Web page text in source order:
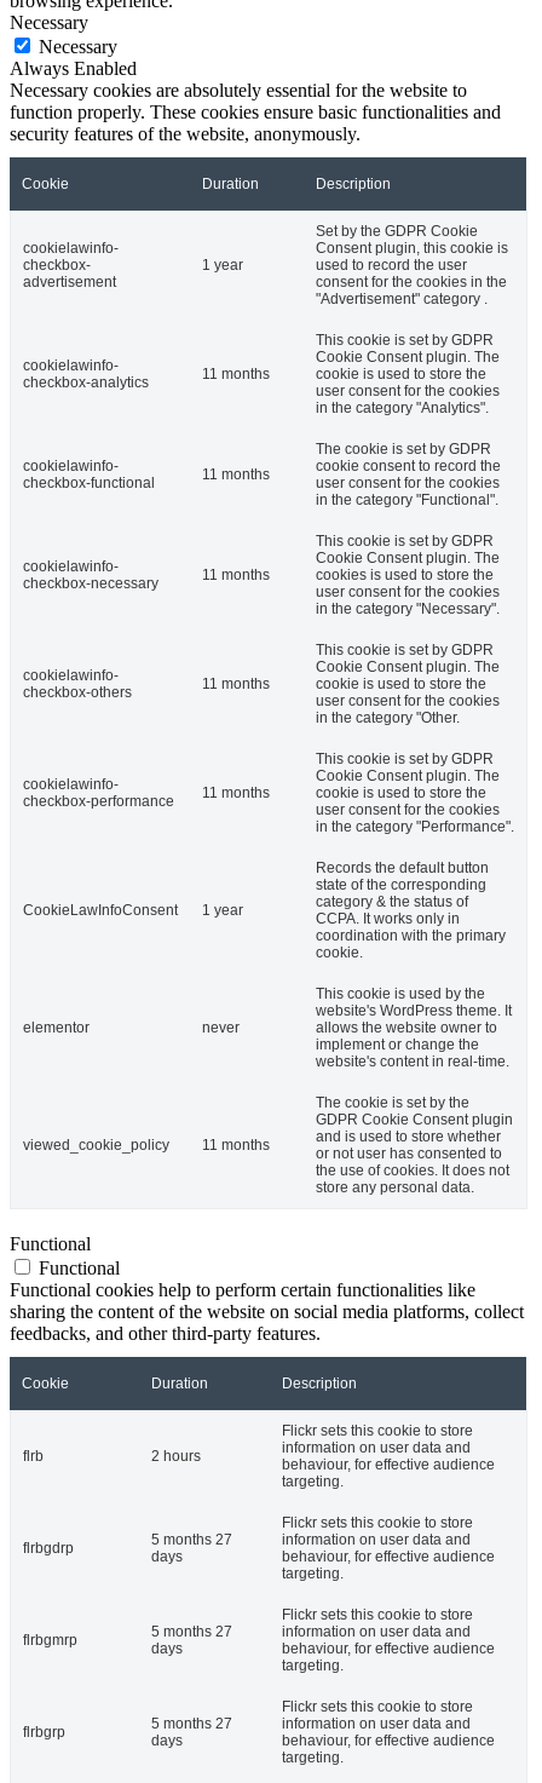
Necessary
Necessary
Always Enabled
Necessary cookies are absolutely essential for the website to
function properly. These cookies ensure basic functionalities and
security features of the website, anonymously.
Cookie Duration Description
cookielawinfo-
checkbox-
advertisement
1 year
Set by the GDPR Cookie
Consent plugin, this cookie is
used to record the user
consent for the cookies in the
"Advertisement" category .
cookielawinfo-
checkbox-analytics
11 months
This cookie is set by GDPR
Cookie Consent plugin. The
cookie is used to store the
user consent for the cookies
in the category "Analytics".
cookielawinfo-
checkbox-functional
11 months
The cookie is set by GDPR
cookie consent to record the
user consent for the cookies
in the category "Functional".
cookielawinfo-
checkbox-necessary
11 months
This cookie is set by GDPR
Cookie Consent plugin. The
cookies is used to store the
user consent for the cookies
in the category "Necessary".
cookielawinfo-
checkbox-others
11 months
This cookie is set by GDPR
Cookie Consent plugin. The
cookie is used to store the
user consent for the cookies
in the category "Other.
cookielawinfo-
checkbox-performance
11 months
This cookie is set by GDPR
Cookie Consent plugin. The
cookie is used to store the
user consent for the cookies
in the category "Performance".
CookieLawInfoConsent 1 year
Records the default button
state of the corresponding
category & the status of
CCPA. It works only in
coordination with the primary
cookie.
elementor never
This cookie is used by the
website's WordPress theme. It
allows the website owner to
implement or change the
website's content in real-time.
viewed_cookie_policy 11 months
The cookie is set by the
GDPR Cookie Consent plugin
and is used to store whether
or not user has consented to
the use of cookies. It does not
store any personal data.
Functional
Functional
Functional cookies help to perform certain functionalities like
sharing the content of the website on social media platforms, collect
feedbacks, and other third-party features.
Cookie Duration Description
flrb 2 hours
Flickr sets this cookie to store
information on user data and
behaviour, for effective audience
targeting.
flrbgdrp
5 months 27
days
Flickr sets this cookie to store
information on user data and
behaviour, for effective audience
targeting.
flrbgmrp
5 months 27
days
Flickr sets this cookie to store
information on user data and
behaviour, for effective audience
targeting.
flrbgrp
5 months 27
days
Flickr sets this cookie to store
information on user data and
behaviour, for effective audience
targeting.